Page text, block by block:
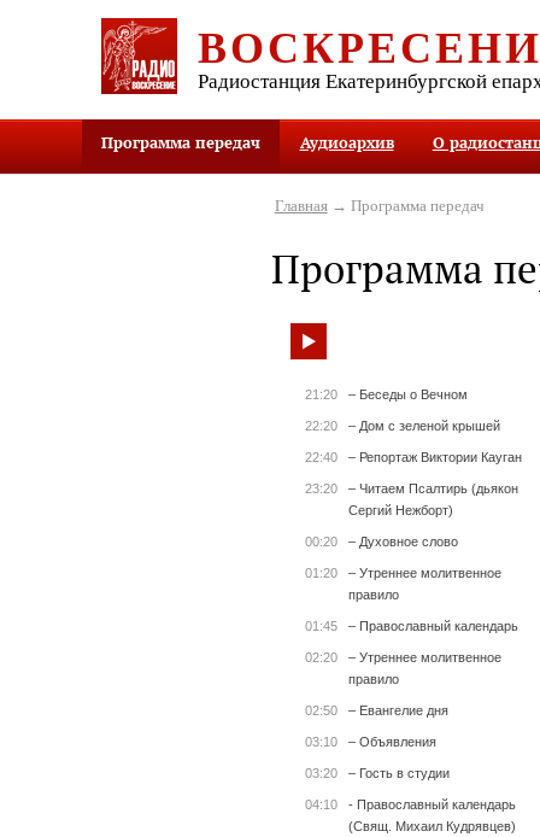
Радиостанция Екатеринбургской
Программа передач Аудиоархив О
Главная→ Программа передач
Программа
21:20 – Беседы о Вечном
22:20 – Дом с зеленой крышей
22:40 – Репортаж Виктории Кауган
23:20
– Читаем Псалтирь (дьякон
Сергий Нежборт)
00:20 – Духовное слово
01:20
– Утреннее молитвенное
правило
01:45 – Православный календарь
02:20
– Утреннее молитвенное
правило
02:50 – Евангелие дня
03:10 – Объявления
03:20 – Гость в студии
04:10
- Православный календарь
(Свящ. Михаил Кудрявцев)